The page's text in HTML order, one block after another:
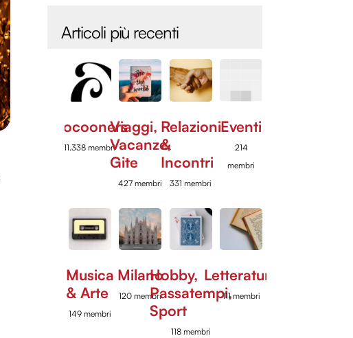
Articoli più recenti
Cocooners
11.338 membri
Viaggi,
Vacanze,
Gite
427 membri
Relazioni
&
Incontri
331 membri
Eventi
214
membri
Musica
& Arte
149 membri
Milano
120 membri
Hobby,
Passatempi,
Sport
118 membri
Letteratura
111 membri